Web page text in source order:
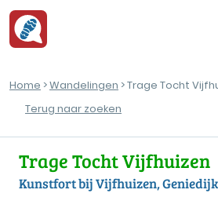
Home >Wandelingen > Trage Tocht
Terug naar zoeken
Trage Tocht Vijfhuizen
Kunstfort bij Vijfhuizen,